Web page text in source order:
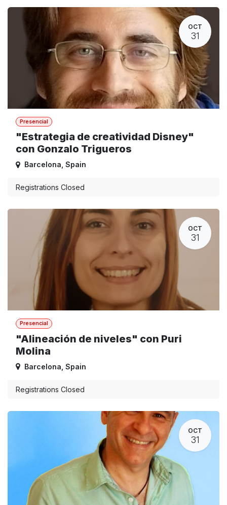
OCT
31
Presencial
"Estrategia de creatividad Disney"
con Gonzalo Trigueros
Barcelona, Spain
Registrations Closed
OCT
31
Presencial
"Alineación de niveles" con Puri
Molina
Barcelona Spain
Registrations Closed
OCT
31